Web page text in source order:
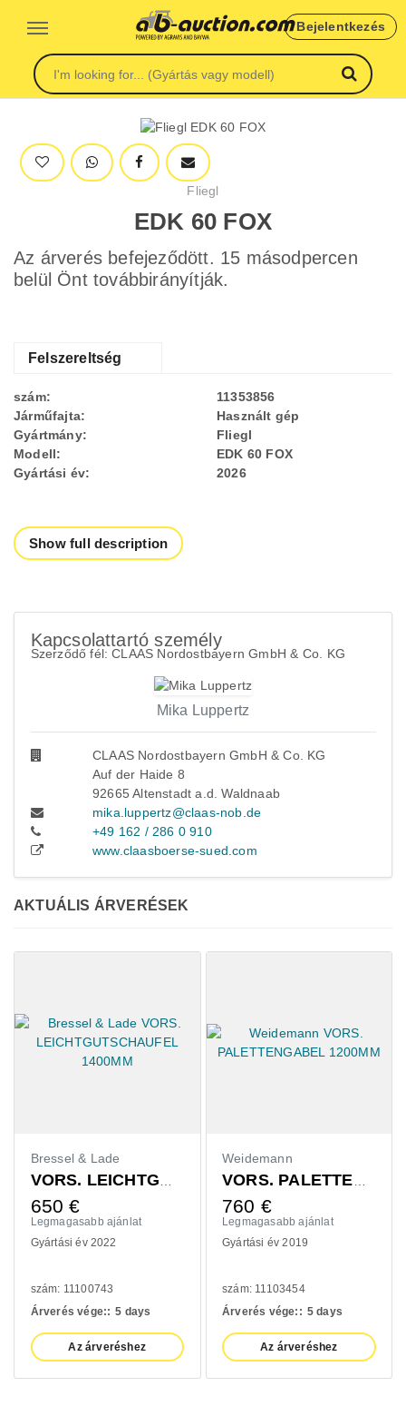
Bejelentkezés
Fliegl
EDK 60 FOX
Az árverés befejeződött. 15 másodpercen
belül Önt továbbirányítják.
Felszereltség
szám:
11353856
Járműfajta:
Használt gép
Gyártmány:
Fliegl
Modell:
EDK 60 FOX
Gyártási év:
2026
Show full description
Kapcsolattartó személy
Szerződő fél: CLAAS Nordostbayern GmbH & Co. KG
Mika Luppertz
CLAAS Nordostbayern GmbH & Co. KG
Auf der Haide 8
92665 Altenstadt a.d. Waldnaab
mika.luppertz@claas-nob.de
+49 162 / 286 0 910
www.claasboerse-sued.com
AKTUÁLIS ÁRVERÉSEK
Bressel & Lade
VORS. LEICHTGUTSCHAUFEL 1400MM
650€
Legmagasabb ajánlat
Gyártási év 2022
szám: 11100743
Árverés vége:: 5 days
Az árveréshez
Weidemann
VORS. PALETTENGABEL 1200MM
760€
Legmagasabb ajánlat
Gyártási év 2019
szám: 11103454
Árverés vége:: 5 days
Az árveréshez